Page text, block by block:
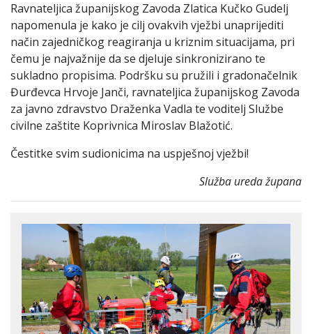
Ravnateljica županijskog Zavoda Zlatica Kučko Gudelj
napomenula je kako je cilj ovakvih vježbi unaprijediti
način zajedničkog reagiranja u kriznim situacijama, pri
čemu je najvažnije da se djeluje sinkronizirano te
sukladno propisima. Podršku su pružili i gradonačelnik
Đurđevca Hrvoje Janči, ravnateljica županijskog Zavoda
za javno zdravstvo Draženka Vadla te voditelj Službe
civilne zaštite Koprivnica Miroslav Blažotić.
Čestitke svim sudionicima na uspješnoj vježbi!
Služba ureda župana